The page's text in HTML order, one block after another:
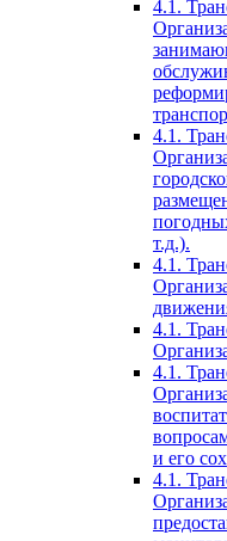
4.1.
4.1.
т.д.).
4.1.
4.1.
4.1.
и его
4.1.